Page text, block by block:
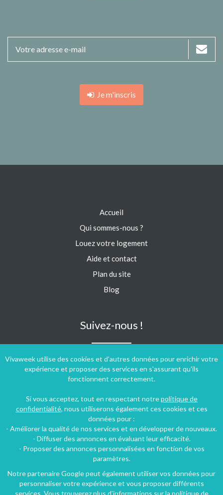
Je m'inscris
Vivaweek utilise des cookies et d'autres données pour enrichir votre
expérience et proposer des services en s'assurant qu'ils
fonctionnent correctement.
Si vous acceptez, tout en respectant notrepolitique de
confidentialité, nous utiliserons également ces cookies et ces
données pour :
- Améliorer la qualité de nos services et en développer de nouveaux.
- Diffuser des annonces en évaluant leur efficacité.
- Proposer des annonces personnalisées en fonction de vos
paramètres.
Notre partenaire Google peut également utiliser vos données pour
personnaliser votre expérience et vous proposer différents
services. Vous trouverez plus d'informations sur la politique de
Accueil
Qui sommes-nous ?
Louez votre logement
Aide et contact
Plan du site
Blog
Suivez-nous !
Conditions générales d'utilisation- Politique de confidentialité